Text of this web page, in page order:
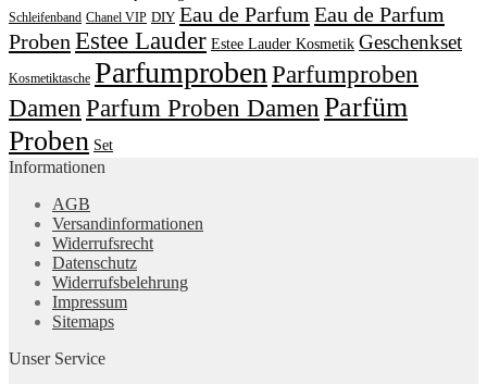
Schleifenband Chanel VIP DIY Eau de Parfum Eau de Parfum
Proben Estee Lauder Estee Lauder Kosmetik Geschenkset
Kosmetiktasche Parfumproben Parfumproben
Damen Parfum Proben Damen Parfüm
Proben Set
Informationen
AGB
Versandinformationen
Widerrufsrecht
Datenschutz
Widerrufsbelehrung
Impressum
Sitemaps
Unser Service